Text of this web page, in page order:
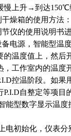
慢上升→到达
燥箱的使用方法：
仪的使用说明书进
电源，智能型温
的温度值上，然
，工作室内的温度
控温阶段。如
自整定等项目
能型数字显示温
电初始化，仪表